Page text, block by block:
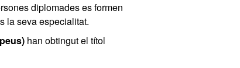
diplomades es formen
la seva especialitat.
han obtingut el títol